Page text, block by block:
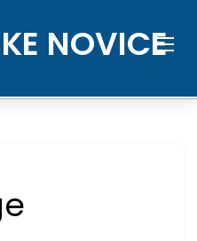
NOVICE